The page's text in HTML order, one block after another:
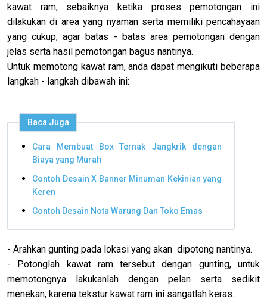
kawat ram, sebaiknya ketika proses pemotongan ini
dilakukan di area yang nyaman serta memiliki pencahayaan
yang cukup, agar batas - batas area pemotongan dengan
jelas serta hasil pemotongan bagus nantinya.
Untuk memotong kawat ram, anda dapat mengikuti beberapa
langkah - langkah dibawah ini:
Baca Juga
Cara Membuat Box Ternak Jangkrik dengan
Biaya yang Murah
Contoh Desain X Banner Minuman Kekinian yang
Keren
Contoh Desain Nota Warung Dan Toko Emas
- Arahkan gunting pada lokasi yang akan dipotong nantinya.
- Potonglah kawat ram tersebut dengan gunting, untuk
memotongnya lakukanlah dengan pelan serta sedikit
menekan, karena tekstur kawat ram ini sangatlah keras.